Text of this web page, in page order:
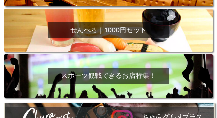
せんべろ｜1000円セット
スポーツ観戦できるお店特集！